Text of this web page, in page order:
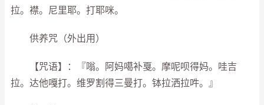
拉。襟。尼里耶。打耶咪。
供养咒（外出用）
【咒语】：『嗡。阿妈噶补戛。摩呢呗得妈。哇吉
拉。达他嘎打。维罗割得三曼打。钵拉洒拉吽。』